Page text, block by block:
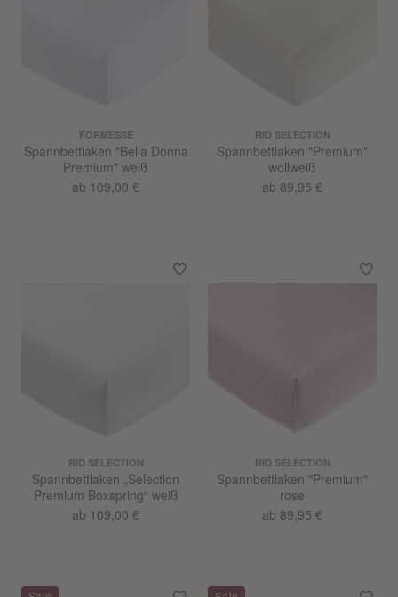
FORMESSE
Spannbettlaken "Bella Donna
Premium" weiß
ab 109,00 €
RID SELECTION
Spannbettlaken "Premium"
wollweiß
ab 89,95 €
RID SELECTION
Spannbettlaken „Selection
Premium Boxspring“ weiß
ab 109,00 €
RID SELECTION
Spannbettlaken "Premium"
rose
ab 89,95 €